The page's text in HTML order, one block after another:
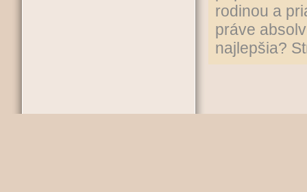
rodinou a
práve
najlepšia?